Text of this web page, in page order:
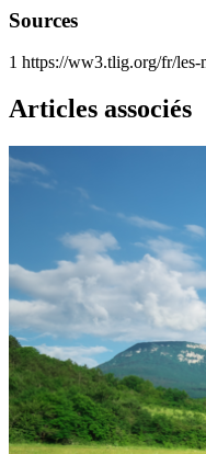
Sources
1 https://ww3.tlig.org/fr/les-
Articles associés